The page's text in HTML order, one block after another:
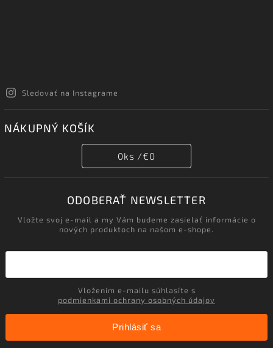
Sledovať na Instagrame
NÁKUPNÝ KOŠÍK
0ks /€0
ODOBERAŤ NEWSLETTER
Vložte svoj e-mail a my Vám budeme zasielať informácie o
nových produktoch na našom e-shope.
podmienkami ochrany osobných údajov
Prihlásiť sa